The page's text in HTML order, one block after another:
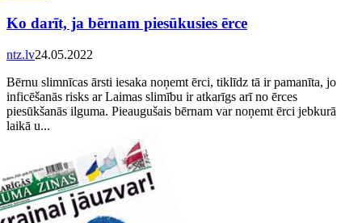
Ko darīt, ja bērnam piesūkusies ērce
ntz.lv24.05.2022
Bērnu slimnīcas ārsti iesaka noņemt ērci, tiklīdz tā ir pamanīta, jo
inficēšanās risks ar Laimas slimību ir atkarīgs arī no ērces
piesūkšanās ilguma. Pieaugušais bērnam var noņemt ērci jebkurā
laikā u...